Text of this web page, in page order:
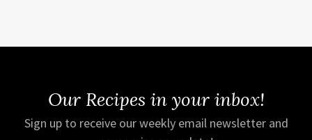
Our Recipes in your inbox!
Sign up to receive our weekly email newsletter and